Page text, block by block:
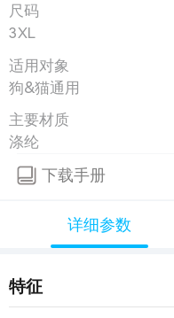
尺码
3XL
适用对象
狗&猫通用
主要材质
涤纶
下载手册
详细参数
特征